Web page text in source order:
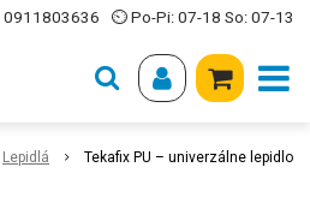
0911803636 ⏲ Po-Pi: 07-18 So: 07-13
Lepidlá
Tekafix PU – univerzálne lepidlo